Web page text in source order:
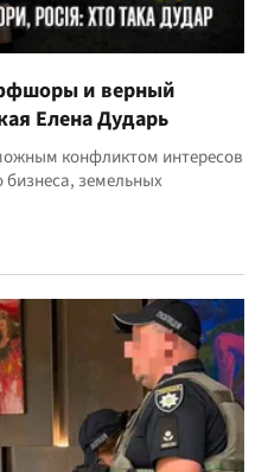
и верный
Елена Дударь
конфликтом интересов
бизнеса, земельных